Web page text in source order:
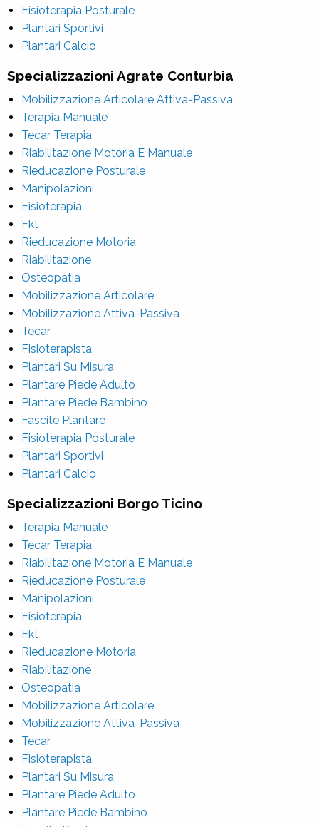
Fisioterapia Posturale
Plantari Sportivi
Plantari Calcio
Specializzazioni Agrate Conturbia
Mobilizzazione Articolare Attiva-Passiva
Terapia Manuale
Tecar Terapia
Riabilitazione Motoria E Manuale
Rieducazione Posturale
Manipolazioni
Fisioterapia
Fkt
Rieducazione Motoria
Riabilitazione
Osteopatia
Mobilizzazione Articolare
Mobilizzazione Attiva-Passiva
Tecar
Fisioterapista
Plantari Su Misura
Plantare Piede Adulto
Plantare Piede Bambino
Fascite Plantare
Fisioterapia Posturale
Plantari Sportivi
Plantari Calcio
Specializzazioni Borgo Ticino
Terapia Manuale
Tecar Terapia
Riabilitazione Motoria E Manuale
Rieducazione Posturale
Manipolazioni
Fisioterapia
Fkt
Rieducazione Motoria
Riabilitazione
Osteopatia
Mobilizzazione Articolare
Mobilizzazione Attiva-Passiva
Tecar
Fisioterapista
Plantari Su Misura
Plantare Piede Adulto
Plantare Piede Bambino